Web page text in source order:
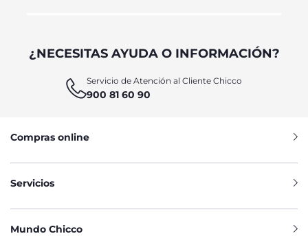
¿NECESITAS AYUDA O INFORMACIÓN?
Servicio de Atención al Cliente Chicco
900 81 60 90
Compras online
Servicios
Mundo Chicco